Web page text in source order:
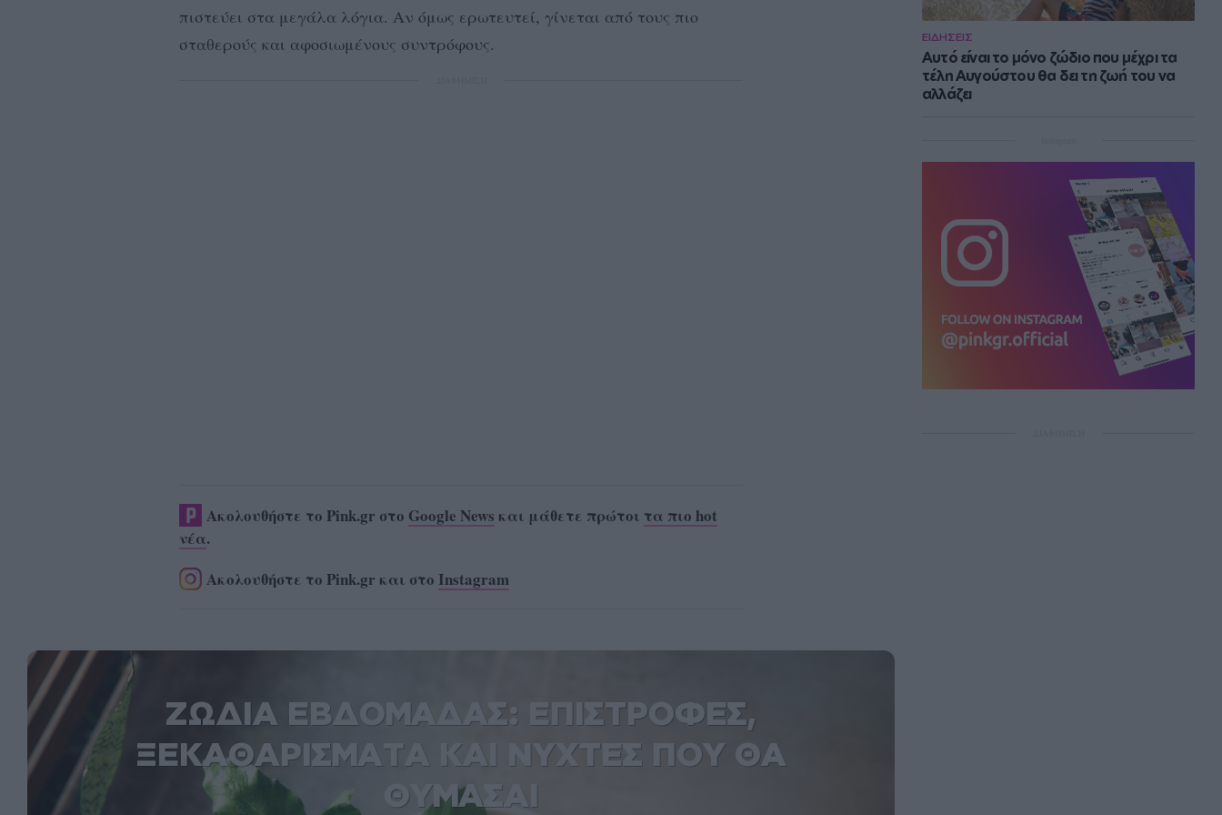
ΕΙΔΗΣΕΙΣ
Αυτό είναι το μόνο ζώδιο που μέχρι τα
τέλη Αυγούστου θα δει τη ζωή του να
αλλάζει
πιστεύει στα μεγάλα λόγια. Αν όμως ερωτευτεί, γίνεται από τους πιο
σταθερούς και αφοσιωμένους συντρόφους.
Ακολουθήστε το Pink.gr στο Google News και μάθετε πρώτοι τα πιο hot
νέα.
Ακολουθήστε το Pink.gr και στο Instagram
ΖΩΔΙΑ ΕΒΔΟΜΑΔΑΣ: ΕΠΙΣΤΡΟΦΕΣ,
ΞΕΚΑΘΑΡΙΣΜΑΤΑ ΚΑΙ ΝΥΧΤΕΣ ΠΟΥ ΘΑ
ΘΥΜΑΣΑΙ